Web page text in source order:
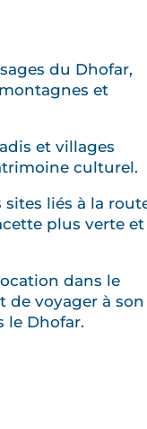
du Dhofar,
et
et villages
culturel.
sites liés à la
plus verte et
dans le
de voyager à son
le Dhofar.